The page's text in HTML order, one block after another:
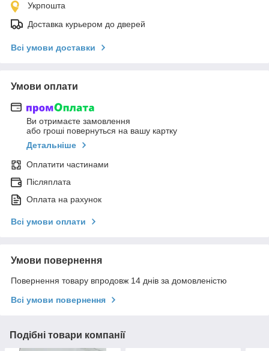
Укрпошта
Доставка курьером до дверей
Всі умови доставки
Умови оплати
Ви отримаєте замовлення
або гроші повернуться на вашу картку
Детальніше
Оплатити частинами
Післяплата
Оплата на рахунок
Всі умови оплати
Умови повернення
Повернення товару впродовж 14 днів за домовленістю
Всі умови повернення
Подібні товари компанії